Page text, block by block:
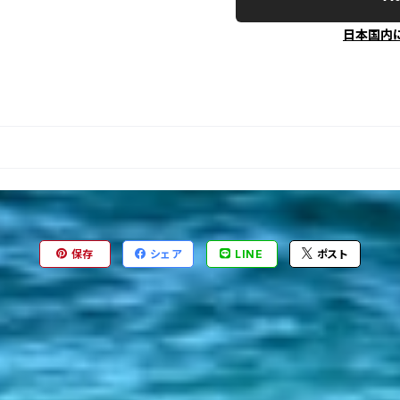
日本国内
保存 シェア LINE ポスト